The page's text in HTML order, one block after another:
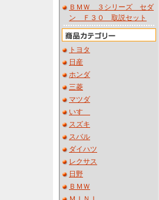
ＢＭＷ ３シリーズ セダ
ン Ｆ３０ 取説セット
トヨタ
日産
ホンダ
三菱
マツダ
いすゞ
スズキ
スバル
ダイハツ
レクサス
日野
ＢＭＷ